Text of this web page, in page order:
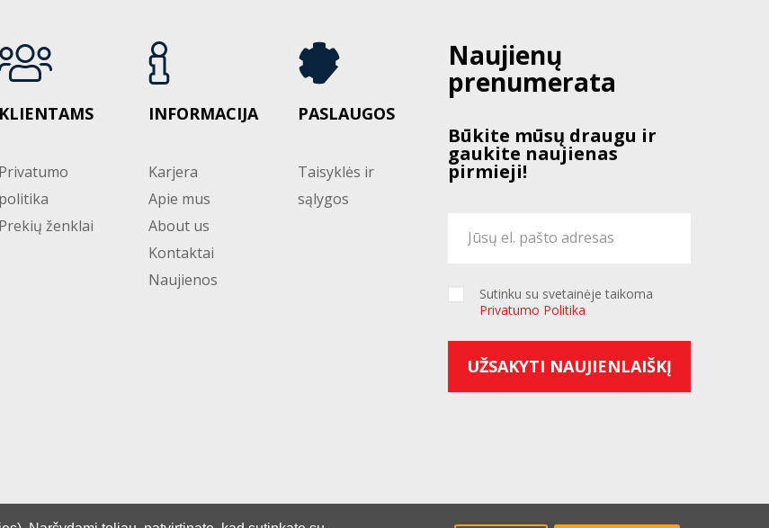
KLIENTAMS
Privatumo
politika
Prekių ženklai
INFORMACIJA
Karjera
Apie mus
About us
Kontaktai
Naujienos
PASLAUGOS
Taisyklės ir
sąlygos
Naujienų
prenumerata
Būkite mūsų draugu ir
gaukite naujienas
pirmieji!
Sutinku su svetainėje taikoma
Privatumo Politika
UŽSAKYTI NAUJIENLAIŠKĮ